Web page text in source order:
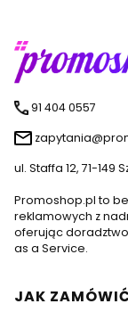
91 404 0557
ul. Staffa 12, 71-149
Promoshop.pl to
reklamowych z
oferując
as a Service.
Linki w
JAK